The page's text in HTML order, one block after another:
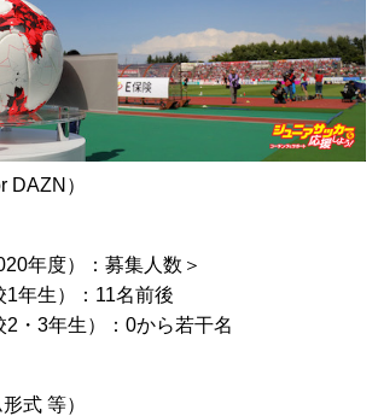
DAZN）
年度）：募集人数＞
1年生）：11名前後
2・3年生）：0から若干名
式 等）